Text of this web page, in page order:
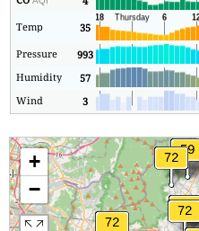
Temp
35
Pressure
993
Humidity
57
Wind
3
+
−